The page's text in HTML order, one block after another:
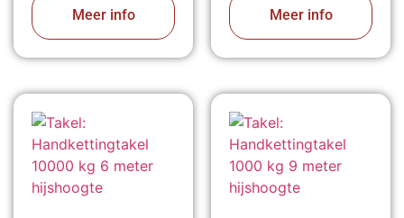
Meer info Meer info